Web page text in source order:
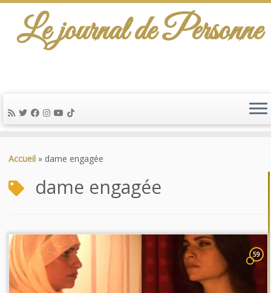
au
Le journal de Personne
Accueil » dame engagée
dame engagée
59